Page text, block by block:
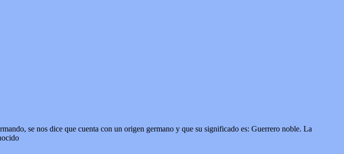
se nos dice que cuenta con un origen germano y que su significado es: Guerrero noble. La